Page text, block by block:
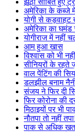
झूठा साबित हुए
अमेरिका के कब्जे
योगी से कड़वाहट
अमेरिका का
योगीराज में नहीं
आम हुआ खास
विश्वास को भी
सीनियरों के रहते
वाल पेंटिंग की
डलझील बनाम
संजय ने फिर दी
फिर कोरोना की
मिठाइयों पर भी
नौतपा तो नहीं
पाक से अधिक